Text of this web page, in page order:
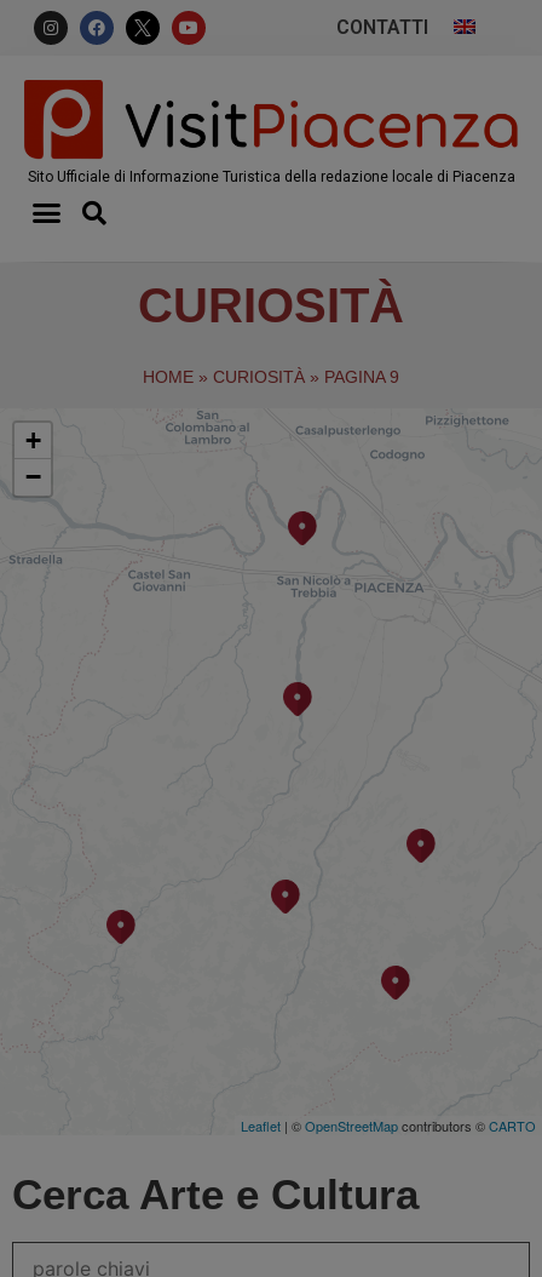
CONTATTI
Sito Ufficiale di Informazione Turistica della redazione locale di Piacenza
CURIOSITÀ
HOME » CURIOSITÀ » PAGINA 9
+
−
Leaflet | ©OpenStreetMapcontributors ©CARTO
Cerca Arte e Cultura